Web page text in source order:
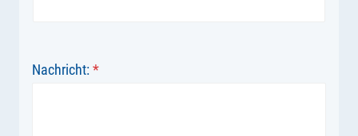
Nachricht:*